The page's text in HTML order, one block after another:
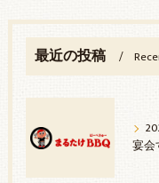
最近の投稿
宴会